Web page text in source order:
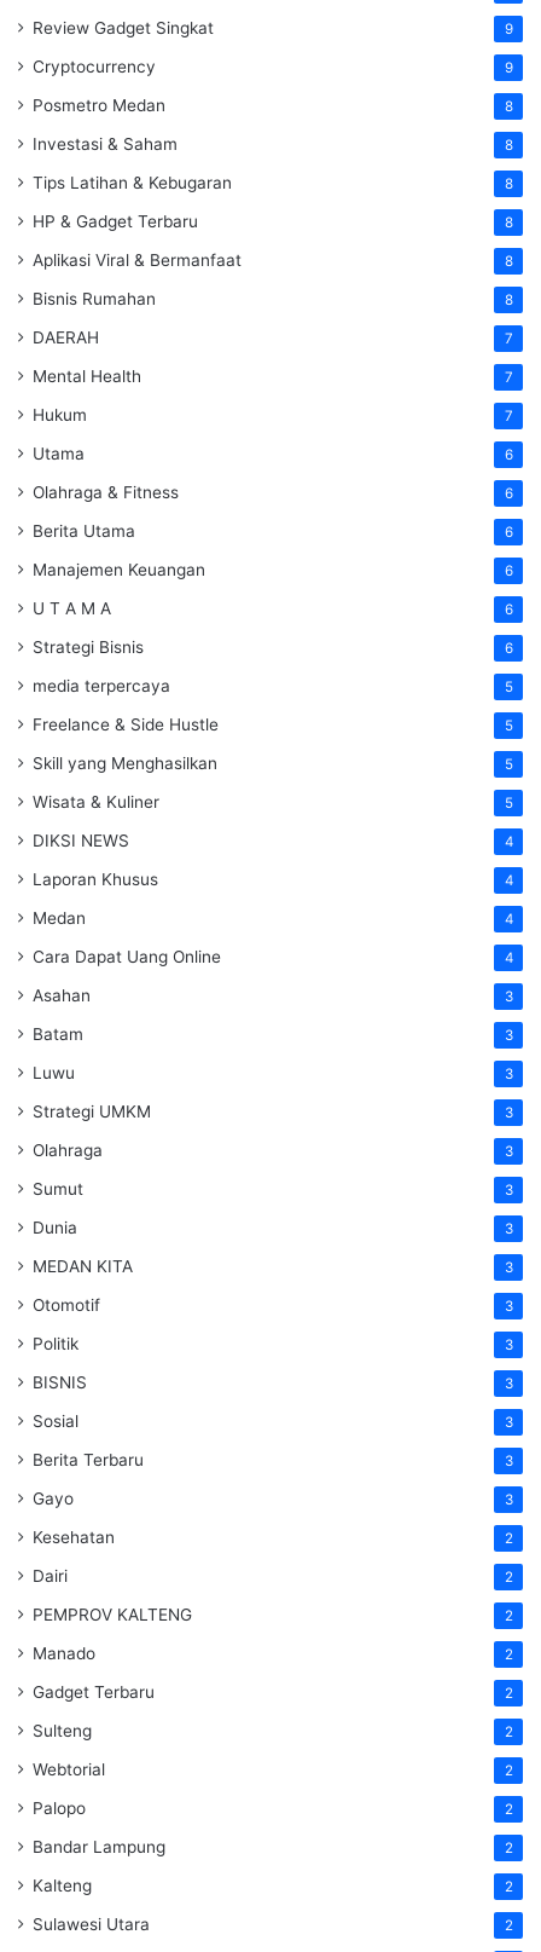
Review Gadget Singkat 9
Cryptocurrency 9
Posmetro Medan 8
Investasi & Saham 8
Tips Latihan & Kebugaran 8
HP & Gadget Terbaru 8
Aplikasi Viral & Bermanfaat 8
Bisnis Rumahan 8
DAERAH 7
Mental Health 7
Hukum 7
Utama 6
Olahraga & Fitness 6
Berita Utama 6
Manajemen Keuangan 6
U T A M A 6
Strategi Bisnis 6
media terpercaya 5
Freelance & Side Hustle 5
Skill yang Menghasilkan 5
Wisata & Kuliner 5
DIKSI NEWS 4
Laporan Khusus 4
Medan 4
Cara Dapat Uang Online 4
Asahan 3
Batam 3
Luwu 3
Strategi UMKM 3
Olahraga 3
Sumut 3
Dunia 3
MEDAN KITA 3
Otomotif 3
Politik 3
BISNIS 3
Sosial 3
Berita Terbaru 3
Gayo 3
Kesehatan 2
Dairi 2
PEMPROV KALTENG 2
Manado 2
Gadget Terbaru 2
Sulteng 2
Webtorial 2
Palopo 2
Bandar Lampung 2
Kalteng 2
Sulawesi Utara 2